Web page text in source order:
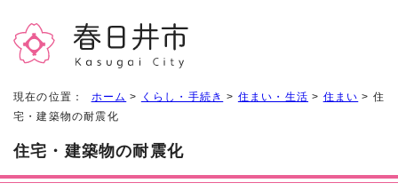
現在の位置： ホーム > くらし・手続き > 住まい・生活 > 住まい > 住
宅・建築物の耐震化
住宅・建築物の耐震化